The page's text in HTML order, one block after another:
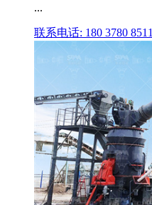
...
联系电话: 180 3780 8511